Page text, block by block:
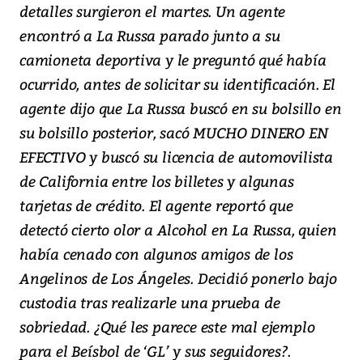
detalles surgieron el martes. Un agente
encontró a La Russa parado junto a su
camioneta deportiva y le preguntó qué había
ocurrido, antes de solicitar su identificación. El
agente dijo que La Russa buscó en su bolsillo en
su bolsillo posterior, sacó MUCHO DINERO EN
EFECTIVO y buscó su licencia de automovilista
de California entre los billetes y algunas
tarjetas de crédito. El agente reportó que
detectó cierto olor a Alcohol en La Russa, quien
había cenado con algunos amigos de los
Angelinos de Los Ángeles. Decidió ponerlo bajo
custodia tras realizarle una prueba de
sobriedad. ¿Qué les parece este mal ejemplo
para el Beísbol de ‘GL’ y sus seguidores?.